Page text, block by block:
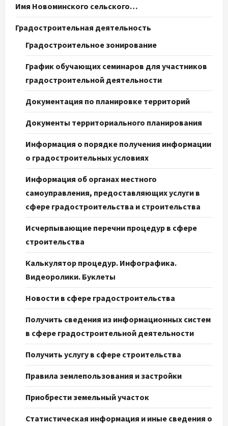
Имя Новоминского сельского…
Градостроительная деятельность
Градостроительное зонирование
График обучающих семинаров для участников
градостроительной деятельности
Документация по планировке территорий
Документы территориального планирования
Информация о порядке получения информации
о градостроительных условиях
Информация об органах местного
самоуправления, предоставляющих услуги в
сфере градостроительства и строительства
Исчерпывающие перечни процедур в сфере
строительства
Калькулятор процедур. Инфографика.
Видеоролики. Буклеты
Новости в сфере градостроительства
Получить сведения из информационных систем
в сфере градостроительной деятельности
Получить услугу в сфере строительства
Правила землепользования и застройки
Приобрести земельный участок
Статистическая информация и иные сведения о